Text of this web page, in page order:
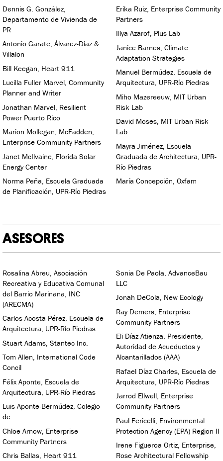
Dennis G. González,
Departamento de Vivienda de
PR
Antonio Garate, Álvarez-Díaz &
Villalon
Bill Keegan, Heart 911
Lucilla Fuller Marvel, Community
Planner and Writer
Jonathan Marvel, Resilient
Power Puerto Rico
Marion Mollegan, McFadden,
Enterprise Community Partners
Janet McIlvaine, Florida Solar
Energy Center
Norma Peña, Escuela Graduada
de Planificación, UPR-Río Piedras
Erika Ruiz, Enterprise Community
Partners
Illya Azarof, Plus Lab
Janice Barnes, Climate
Adaptation Strategies
Manuel Bermúdez, Escuela de
Arquitectura, UPR-Río Piedras
Miho Mazereeuw, MIT Urban
Risk Lab
David Moses, MIT Urban Risk
Lab
Mayra Jiménez, Escuela
Graduada de Architectura, UPR-
Río Piedras
María Concepción, Oxfam
ASESORES
Rosalina Abreu, Asociación
Recreativa y Educativa Comunal
del Barrio Marinana, INC
(ARECMA)
Carlos Acosta Pérez, Escuela de
Arquitectura, UPR-Río Piedras
Stuart Adams, Stantec Inc.
Tom Allen, International Code
Concil
Félix Aponte, Escuela de
Arquitectura, UPR-Río Piedras
Luis Aponte-Bermúdez, Colegio
de
Chloe Arnow, Enterprise
Community Partners
Chris Ballas, Heart 911
Sonia De Paola, AdvanceBau
LLC
Jonah DeCola, New Ecology
Ray Demers, Enterprise
Community Partners
Eli Díaz Atienza, Presidente,
Autoridad de Acueductos y
Alcantarillados (AAA)
Rafael Díaz Charles, Escuela de
Arquitectura, UPR-Río Piedras
Jarrod Ellwell, Enterprise
Community Partners
Paul Fericelli, Environmental
Protection Agency (EPA) Region II
Irene Figueroa Ortiz, Enterprise,
Rose Architectural Fellowship